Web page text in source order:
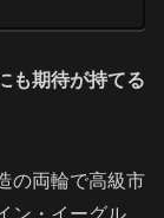
も期待が持てる
の両輪で高級市